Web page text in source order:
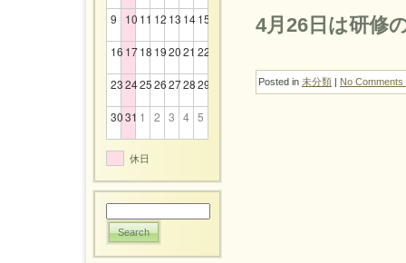
9 10 11 12 13 1415
16 1718 192021 22
23242526272829
3031 1 2 3 4 5
休日
4月26日は研修
Posted in 未分類 No Comments